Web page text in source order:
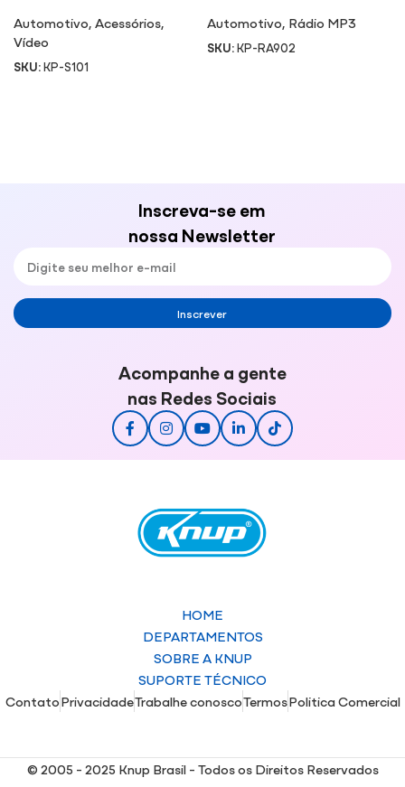
Automotivo,Acessórios,
Vídeo
SKU:KP-S101
Automotivo, Rádio MP3
SKU:KP-RA902
Inscreva-se em
nossa Newsletter
Inscrever
Acompanhe a gente
nas Redes Sociais
HOME
DEPARTAMENTOS
SOBRE A KNUP
SUPORTE TÉCNICO
ContatoPrivacidadeTrabalhe conoscoTermosPolitica Comercial
© 2005 - 2025 Knup Brasil - Todos os Direitos Reservados